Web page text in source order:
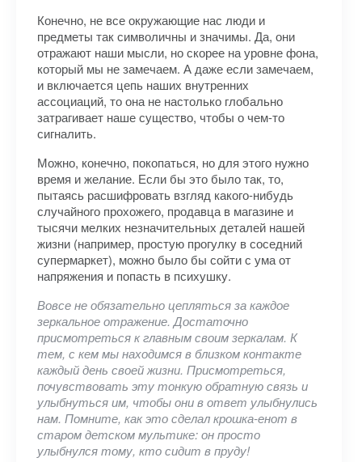
Конечно, не все окружающие нас люди и
предметы так символичны и значимы. Да, они
отражают наши мысли, но скорее на уровне фона,
который мы не замечаем. А даже если замечаем,
и включается цепь наших внутренних
ассоциаций, то она не настолько глобально
затрагивает наше существо, чтобы о чем-то
сигналить.
Можно, конечно, покопаться, но для этого нужно
время и желание. Если бы это было так, то,
пытаясь расшифровать взгляд какого-нибудь
случайного прохожего, продавца в магазине и
тысячи мелких незначительных деталей нашей
жизни (например, простую прогулку в соседний
супермаркет), можно было бы сойти с ума от
напряжения и попасть в психушку.
Вовсе не обязательно цепляться за каждое
зеркальное отражение. Достаточно
присмотреться к главным своим зеркалам. К
тем, с кем мы находимся в близком контакте
каждый день своей жизни. Присмотреться,
почувствовать эту тонкую обратную связь и
улыбнуться им, чтобы они в ответ улыбнулись
нам. Помните, как это сделал крошка-енот в
старом детском мультике: он просто
улыбнулся тому, кто сидит в пруду!